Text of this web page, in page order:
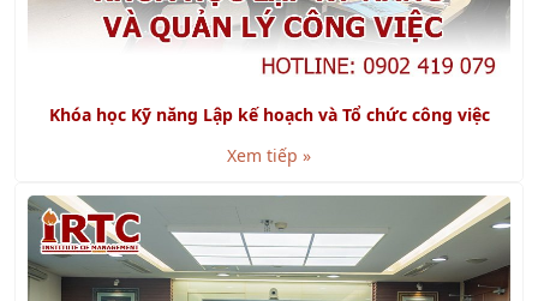
Khóa học Kỹ năng Lập kế hoạch và Tổ chức công việc